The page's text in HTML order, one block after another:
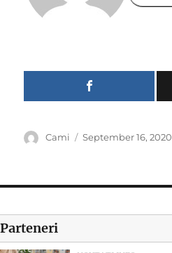
Author
Cami
Posted
September 16, 2020
Parteneri